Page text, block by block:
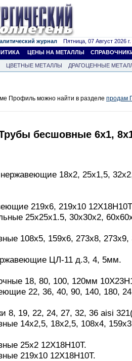
журнал Пятница, 07 Август 2026 г.
ЦЕНЫ НА МЕТАЛЛЫ
ЦВЕТНЫЕ МЕТАЛЛЫ
ДРАГОЦЕННЫЕ
Профиль можно найти в разделе продам
бесшовные 6х1,
18х2, 25х1,5,
219х6, 219х10
25х25х1.5, 30х30х2,
108х5, 159х6, 273х8, 273х9,
ЦЛ-11 д.3, 4, 5мм.
18, 80, 100, 120мм
22, 36, 40, 90, 140, 180,
8, 19, 22, 24, 27, 32, 36 aisi
14х2,5, 18х2,5, 108х4,
25х2 12Х18Н10Т.
219х10 12Х18Н10Т.